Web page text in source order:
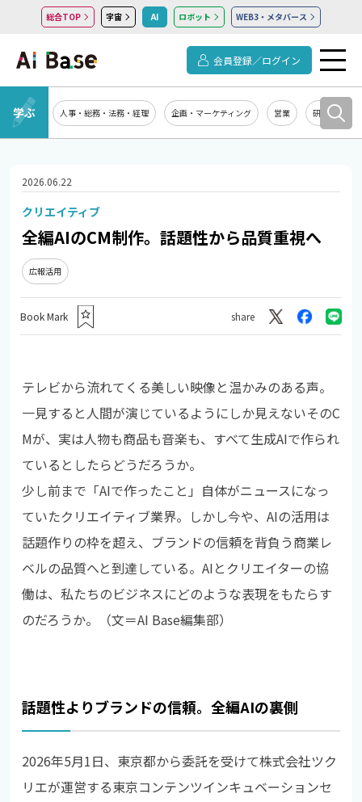
総合TOP 宇宙 AI ロボット WEB3・メタバース
会員登録／ログイン
学ぶ 人事・総務・法務・経理 企画・マーケティング 営業 研究開発
2026.06.22
クリエイティブ
全編AIのCM制作。話題性から品質重視へ
広報活用
Book Mark share
テレビから流れてくる美しい映像と温かみのある声。
一見すると人間が演じているようにしか見えないそのC
Mが、実は人物も商品も音楽も、すべて生成AIで作られ
ているとしたらどうだろうか。
少し前まで「AIで作ったこと」自体がニュースになっ
ていたクリエイティブ業界。しかし今や、AIの活用は
話題作りの枠を超え、ブランドの信頼を背負う商業レ
ベルの品質へと到達している。AIとクリエイターの協
働は、私たちのビジネスにどのような表現をもたらす
のだろうか。（文＝AI Base編集部）
話題性よりブランドの信頼。全編AIの裏側
2026年5月1日、東京都から委託を受けて株式会社ツク
リエが運営する東京コンテンツインキュベーションセ